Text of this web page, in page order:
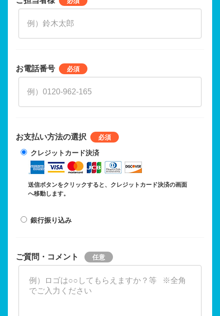
お電話番号
お支払い方法の選択
クレジットカード決済
送信ボタンをクリックすると、クレジットカード決済の画面
へ移動します。
銀行振り込み
ご質問・コメント